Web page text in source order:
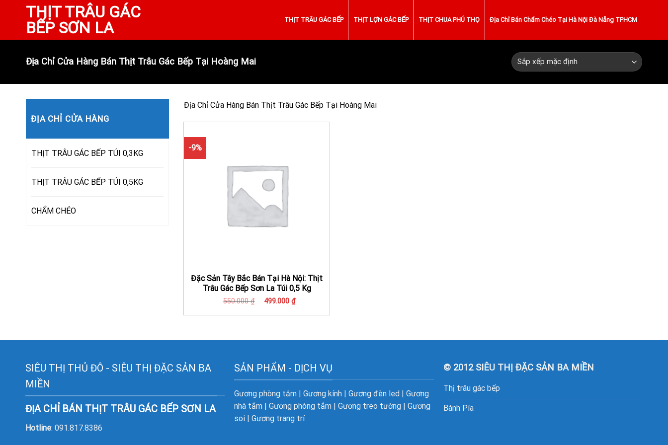
THỊT TRÂU GÁC
BẾP SƠN LA
THỊT TRÂU GÁC BẾP THỊT LỢN GÁC BẾP THỊT CHUA PHÚ THỌ Địa Chỉ Bán Chẩm Chéo Tại Hà Nội Đà Nẵng TPHCM
Địa Chỉ Cửa Hàng Bán Thịt Trâu Gác Bếp Tại Hoàng Mai
ĐỊA CHỈ CỬA HÀNG
THỊT TRÂU GÁC BẾP TÚI 0,3KG
THỊT TRÂU GÁC BẾP TÚI 0,5KG
CHẨM CHÉO
Địa Chỉ Cửa Hàng Bán Thịt Trâu Gác Bếp Tại Hoàng Mai
-9%
Đặc Sản Tây Bắc Bán Tại Hà Nội: Thịt
Trâu Gác Bếp Sơn La Túi 0,5 Kg
550.000₫
Giá
là:
499.000 ₫Giá
hiện
tại
SIÊU THỊ THỦ ĐÔ - SIÊU THỊ ĐẶC SẢN BA
MIỀN
ĐỊA CHỈ BÁN THỊT TRÂU GÁC BẾP SƠN LA
Hotline: 091.817.8386
SẢN PHẨM - DỊCH VỤ
Gương phòng tắm |Gương kính |Gương đèn led |Gương
nhà tắm |Gương phòng tắm |Gương treo tường |Gương
soi |Gương trang trí
© 2012 SIÊU THỊ ĐẶC SẢN BA MIỀN
Thị trâu gác bếp
Bánh Pía